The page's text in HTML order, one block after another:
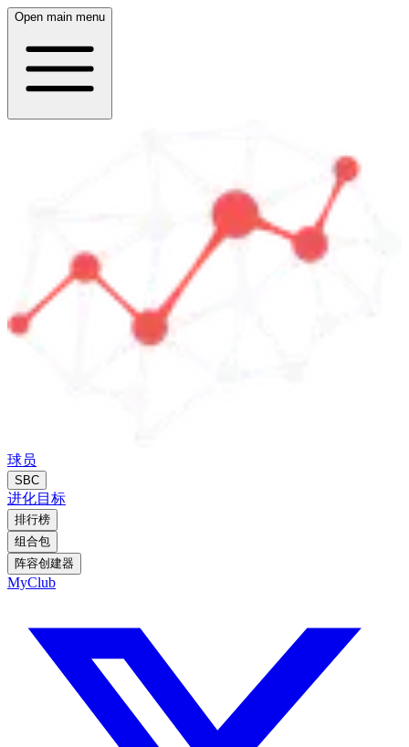
Open main menu
球员
SBC
进化目标
排行榜
组合包
阵容创建器
MyClub